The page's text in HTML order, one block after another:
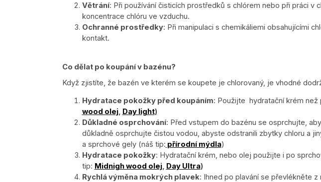
Větrání: Při používání čisticích prostředků s chlórem nebo při práci
koncentrace chlóru ve vzduchu.
Ochranné prostředky: Při manipulaci s chemikáliemi obsahujícími
kontakt.
Co dělat po koupání v bazénu?
Když zjistíte, že bazén ve kterém se koupete je chlorovaný, je vhodné
Hydratace pokožky před koupáním: Použijte hydratační krém
wood olej, Day light)
Důkladné osprchování: Před vstupem do bazénu se osprchujte,
důkladně osprchujte čistou vodou, abyste odstranili zbytky chloru a
a sprchové gely (náš tip: přírodní mýdla)
Hydratace pokožky: Hydratační krém, nebo olej použijte i po
tip: Midnigh wood olej, Day Ultra)
Rychlá výměna mokrých plavek: Ihned po plavání se převlékněte